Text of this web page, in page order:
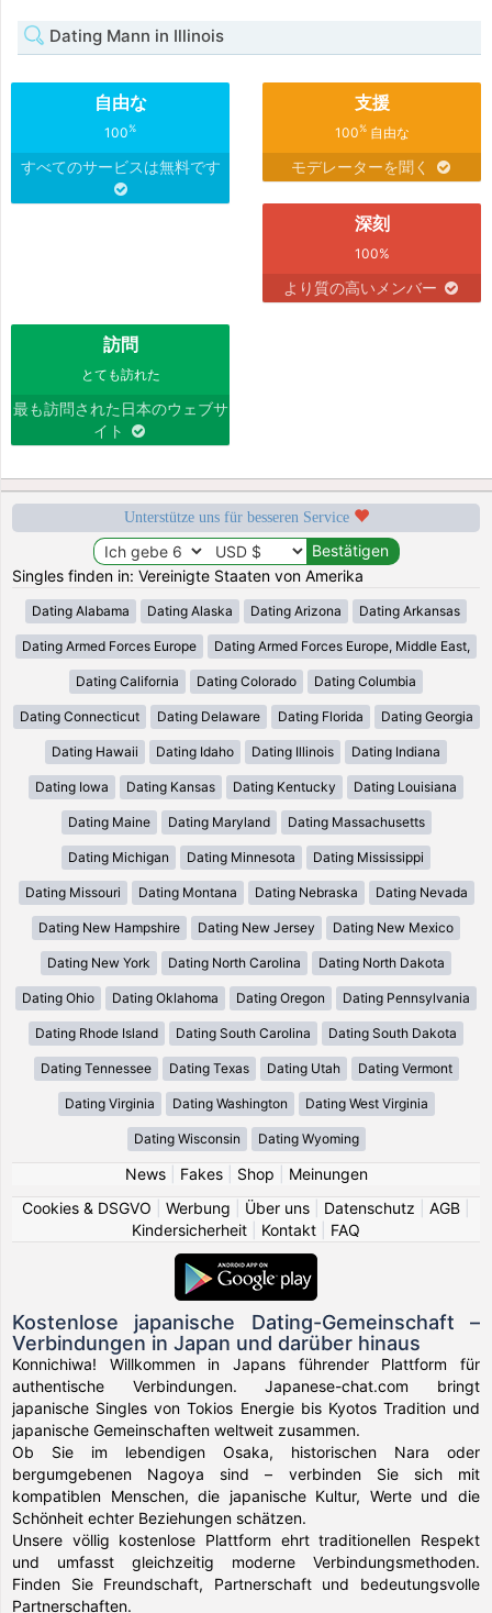
Dating Mann in Illinois
自由な
100%
すべてのサービスは無料です
支援
100%自由な
モデレーターを聞く
深刻
100%
より質の高いメンバー
訪問
とても訪れた
最も訪問された日本のウェブサ
イト
Unterstütze uns für besseren Service
Singles finden in: Vereinigte Staaten von Amerika
Dating Alabama Dating Alaska Dating Arizona Dating Arkansas
Dating Armed Forces Europe Dating Armed Forces Europe, Middle East,
Dating California Dating Colorado Dating Columbia
Dating Connecticut Dating Delaware Dating Florida Dating Georgia
Dating Hawaii Dating Idaho Dating Illinois Dating Indiana
Dating Iowa Dating Kansas Dating Kentucky Dating Louisiana
Dating Maine Dating Maryland Dating Massachusetts
Dating Michigan Dating Minnesota Dating Mississippi
Dating Missouri Dating Montana Dating Nebraska Dating Nevada
Dating New Hampshire Dating New Jersey Dating New Mexico
Dating New York Dating North Carolina Dating North Dakota
Dating Ohio Dating Oklahoma Dating Oregon Dating Pennsylvania
Dating Rhode Island Dating South Carolina Dating South Dakota
Dating Tennessee Dating Texas Dating Utah Dating Vermont
Dating Virginia Dating Washington Dating West Virginia
Dating Wisconsin Dating Wyoming
News| Fakes| Shop
Meinungen
Cookies & DSGVO
Werbung Über uns Datenschutz AGB
Kindersicherheit
Kontakt FAQ
Kostenlose japanische Dating-Gemeinschaft –
Verbindungen in Japan und darüber hinaus
Konnichiwa! Willkommen in Japans führender Plattform für
authentische Verbindungen. Japanese-chat.com bringt
japanische Singles von Tokios Energie bis Kyotos Tradition und
japanische Gemeinschaften weltweit zusammen.
Ob Sie im lebendigen Osaka, historischen Nara oder
bergumgebenen Nagoya sind – verbinden Sie sich mit
kompatiblen Menschen, die japanische Kultur, Werte und die
Schönheit echter Beziehungen schätzen.
Unsere völlig kostenlose Plattform ehrt traditionellen Respekt
und umfasst gleichzeitig moderne Verbindungsmethoden.
Finden Sie Freundschaft, Partnerschaft und bedeutungsvolle
Partnerschaften.